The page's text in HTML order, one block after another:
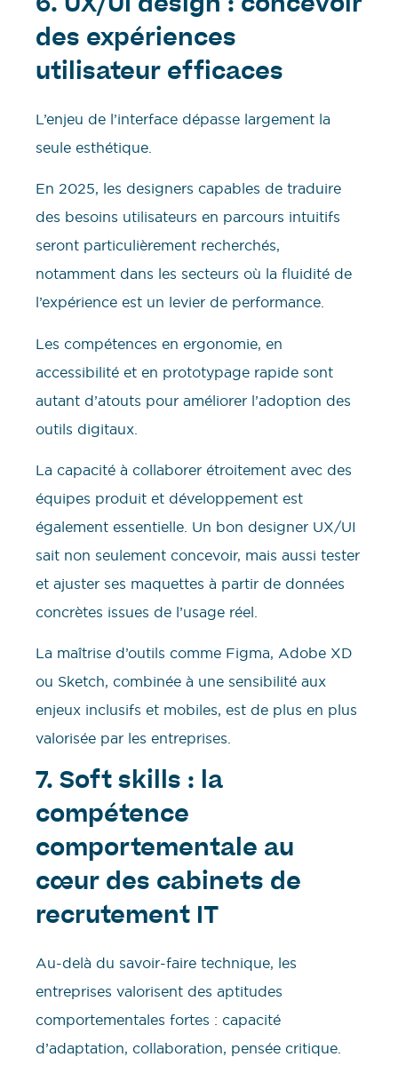
6. UX/UI design : concevoir
des expériences
utilisateur efficaces
L’enjeu de l’interface dépasse largement la
seule esthétique.
En 2025, les designers capables de traduire
des besoins utilisateurs en parcours intuitifs
seront particulièrement recherchés,
notamment dans les secteurs où la fluidité de
l’expérience est un levier de performance.
Les compétences en ergonomie, en
accessibilité et en prototypage rapide sont
autant d’atouts pour améliorer l’adoption des
outils digitaux.
La capacité à collaborer étroitement avec des
équipes produit et développement est
également essentielle. Un bon designer UX/UI
sait non seulement concevoir, mais aussi tester
et ajuster ses maquettes à partir de données
concrètes issues de l’usage réel.
La maîtrise d’outils comme Figma, Adobe XD
ou Sketch, combinée à une sensibilité aux
enjeux inclusifs et mobiles, est de plus en plus
valorisée par les entreprises.
7. Soft skills : la
compétence
comportementale au
cœur des cabinets de
recrutement IT
Au-delà du savoir-faire technique, les
entreprises valorisent des aptitudes
comportementales fortes : capacité
d’adaptation, collaboration, pensée critique.